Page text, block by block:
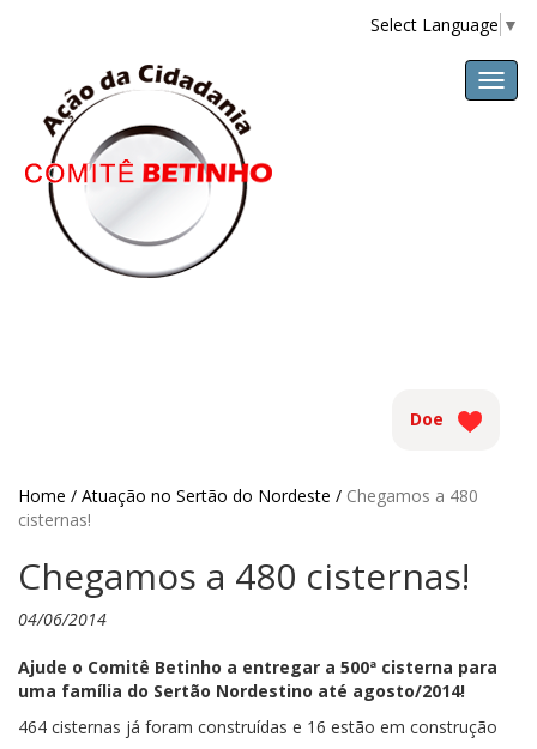
Select Language ▼
Menu
Doe
Home / Atuação no Sertão do Nordeste / Chegamos a 480
cisternas!
Chegamos a 480 cisternas!
04/06/2014
Ajude o Comitê Betinho a entregar a 500ª cisterna para
uma família do Sertão Nordestino até agosto/2014!
464 cisternas já foram construídas e 16 estão em construção